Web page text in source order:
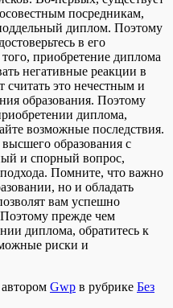
посредникам,
диплом. Поэтому
в его
приобретение диплома
негативные реакции в
это нечестным и
образования. Поэтому
диплома,
возможные последствия.
образования с
и спорный вопрос,
Помните, что важно
но и обладать
вам успешно
прежде чем
диплома, обратитесь к
риски и
автором Gwp в рубрике Без